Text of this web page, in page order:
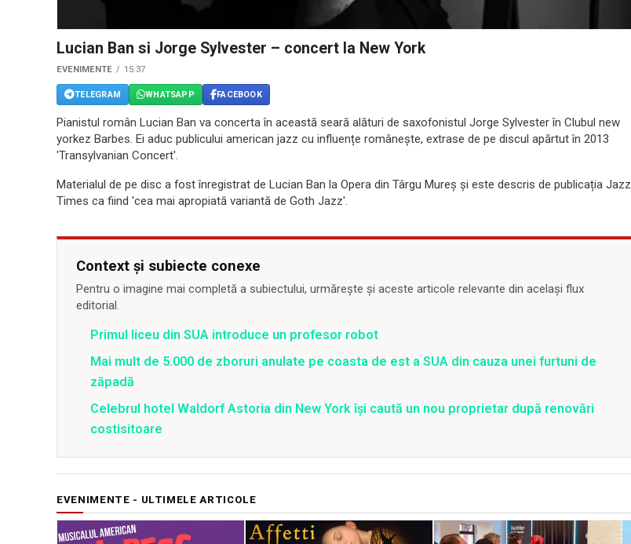
Lucian Ban si Jorge Sylvester – concert la New York
EVENIMENTE 15:37
TELEGRAM WHATSAPP FACEBOOK
Pianistul român Lucian Ban va concerta în această seară alături de saxofonistul Jorge Sylvester în Clubul new
yorkez Barbes. Ei aduc publicului american jazz cu influențe românește, extrase de pe discul apărtut în 2013
'Transylvanian Concert'.
Materialul de pe disc a fost înregistrat de Lucian Ban la Opera din Târgu Mureș și este descris de publicația Jazz
Times ca fiind 'cea mai apropiată variantă de Goth Jazz'.
Context și subiecte conexe
Pentru o imagine mai completă a subiectului, urmărește și aceste articole relevante din același flux
editorial.
Primul liceu din SUA introduce un profesor robot
Mai mult de 5.000 de zboruri anulate pe coasta de est a SUA din cauza unei furtuni de
zăpadă
Celebrul hotel Waldorf Astoria din New York își caută un nou proprietar după renovări
costisitoare
EVENIMENTE - ULTIMELE ARTICOLE